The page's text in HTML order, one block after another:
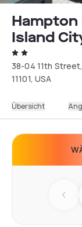
Island
38-04 11th
11101, USA
Übersicht